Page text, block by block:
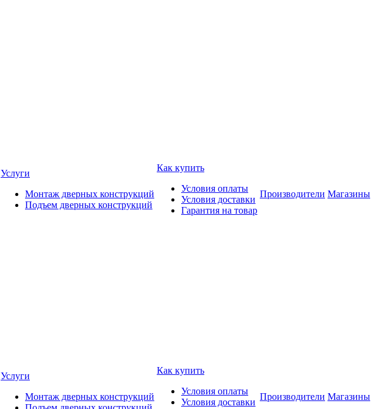
Услуги
Монтаж дверных конструкций
Подъем дверных конструкций
Как купить
Условия оплаты
Условия доставки
Гарантия на товар
Производители Магазины
Услуги
Монтаж дверных конструкций
Как купить
Условия оплаты
Условия доставки
Производители Магазины